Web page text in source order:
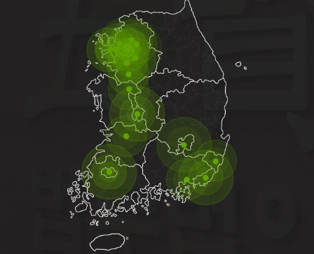
상당한 문제가 누적되어 있었습니다. 특
히 원고가 수년간 여러 상대방과 부정행
위를 이어온 정황이 존재하였고, 이러한
사정은 원고 부부의 혼인공동생활이 실
제로 정상적으로 유지되고 있었는지를
판단하는 데 중요한 자료가 될 수 있었습
니다. 이에 의뢰인은 단순히 상대방의 주
장을 부인하는 데 그치지 않고 기존 혼인
관계의 실질적인 상태를 객관적인 증거
로 입증하기 위해 법무법인 오현에 도움
배상상 쟁점 민법 제750조는 고의 또는
과실로 인한 위법행위로 타인에게 손해
를 가한 사람에게 그 손해를 배상할 책임
이 있다고 규정하고 있습니다. 민법 제7
51조는 타인의 신체나 자유 또는 명예를
해하거나 그 밖의 정신적 고통을 가한 경
우 재산 이외의 손해에 대해서도 배상책
임이 문제될 수 있도록 규정하고 있습니
적 고통에 대한 적절한 배상을 받고자 하
였습니다. 이에 의뢰인은 확보할 수 있는
증거를 정리하고 상간녀를 상대로 민사
상 손해배상청구 소송을 제기하기 위해
법무법인 오현을 찾아 도움을 요청하였
습니다. 2. 관련 법률 및 판단상 쟁점 민
법 제750조는 고의 또는 과실로 인한 위
법행위로 타인에게 손해를 가한 사람에
게 그 손해를 배상할 책임이 있다고 규정
하고 있습니다. 민법 제751조는 타인의
신체나 자유 또는 명예를 해하거나 그 밖
의 정신상 고통을 가한 경우 재산 이외의
손해에 대해서도 배상할 책임이 있다고
정하고 있습니다. 배우자가 혼인 중 제3
자와 부정한 관계를 형성하고, 상대방 역
시 배우자에게 법률상 혼인관계가 존재
파일이 사실상 유일했습니다.피고에게
손해배상책임을 묻기 위해서는 단순한
의심이나 배우자의 진술에만 의존하지
않고, 두 사람의 관계를 뒷받침할 객관적
인 자료를 추가로 확보할 필요가 있었습
니다.2. 관련 법률 및 법적 쟁점사실혼 관
계에서도 당사자 사이에는 혼인공동생
활을 유지하기 위한 신뢰와 의무가 문제
될 수 있으며, 제3자가 부정행위에 가담
하여 사실혼 관계를 침해한 경우에는 손
해배상책임이 쟁점이 될 수 있습니다.이
사건에서는 의뢰인과 사실혼 배우자 사
이의 관계, 사실혼 배우자와 피고 사이에
부정행위가 있었는지, 피고가 두 사람의
관계를 인식하고 있었는지가 주요하게
다루어졌습니다.피고 측은 사실혼 배우
자와의 관계가 사제지간에 불과했고 자
신은 이른바 가스라이팅의 피해자였으
인을 상대로 재산분할과 양육자 변경 및
양육비 지급을 함께 청구하면서 다시 가
사소송에 대응해야 하는 상황에 놓였습
니다. 상대방의 청구가 받아들여질 경우
의뢰인은 상당한 재산을 분할해야 할 수
있었을 뿐 아니라, 현재 자신이 양육하고
있는 자녀들의 양육자가 상대방으로 변
경될 가능성도 있었습니다. 양육자 변경
이 인정되면 현재 유지되고 있는 자녀들
의 생활환경과 교육환경에도 변화가 발
생할 수 있었고, 의뢰인에게 양육비 지급
의무까지 새롭게 부과될 수 있었습니다.
본 사건은 단순히 재산의 분배만을 다투
는 사건이 아니라 재산분할청구권의 행
사 가능 여부와 대상 재산의 성격, 자녀
들의 현재 양육상태와 복리를 동시에 검